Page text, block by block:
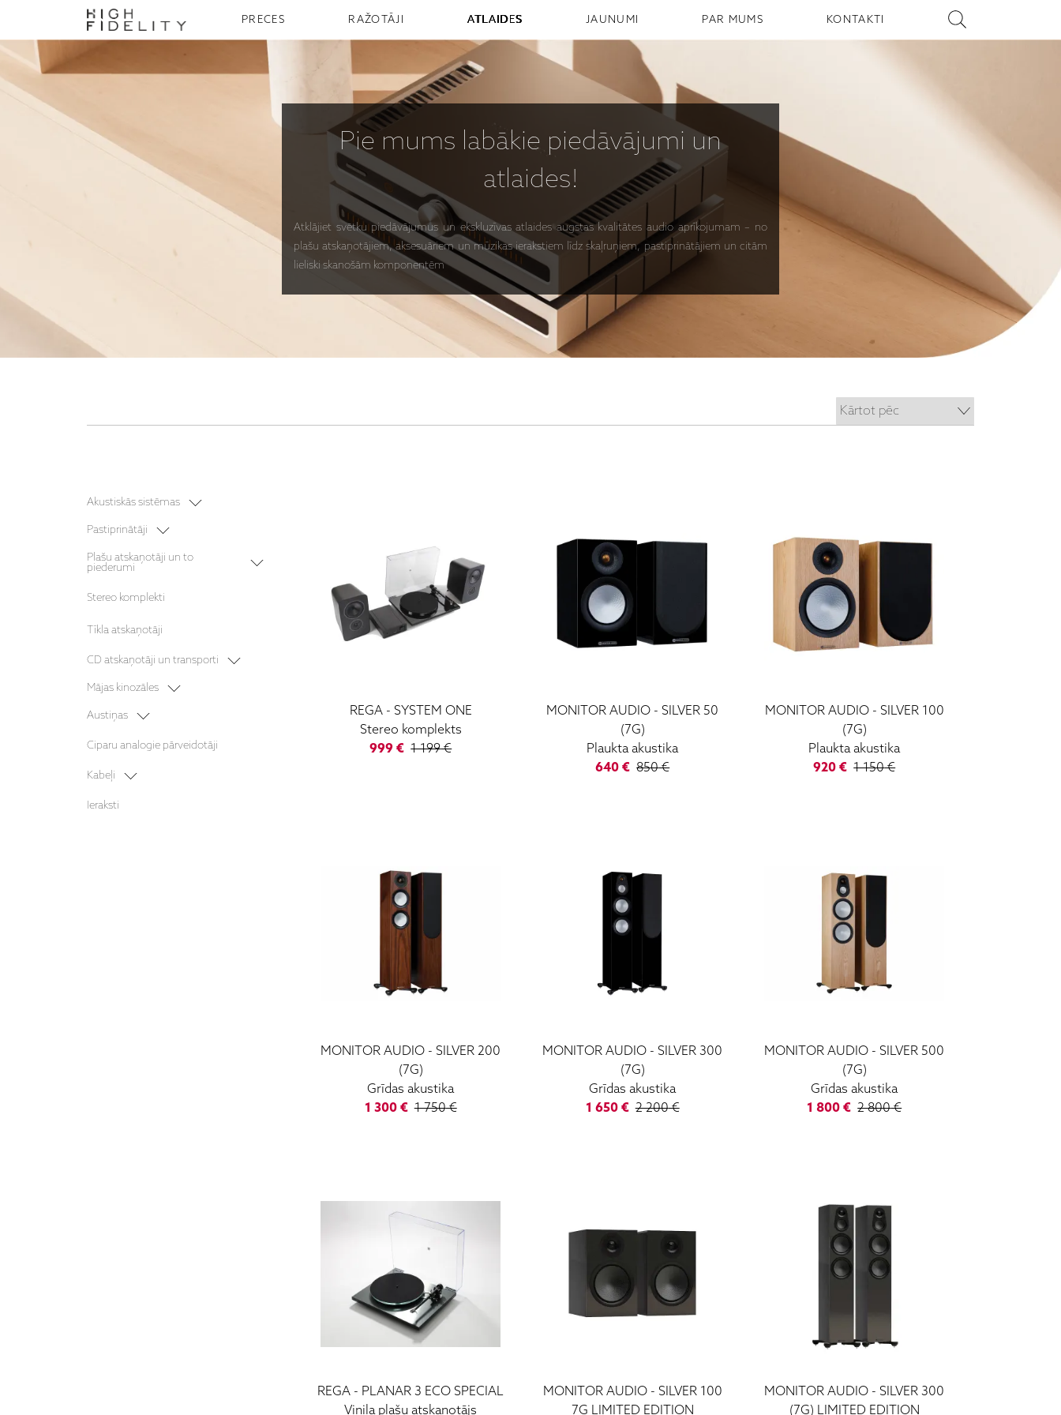
PRECES RAŽOTĀJI ATLAIDES JAUNUMI PAR MUMS KONTAKTI
Pie mums labākie piedāvājumi un
atlaides!
Atklājiet svētku piedāvājumus un ekskluzīvas atlaides augstas kvalitātes audio aprīkojumam – no
plašu atskaņotājiem, aksesuāriem un mūzikas ierakstiem līdz skaļruņiem, pastiprinātājiem un citām
lieliski skanošām komponentēm
REGA- SYSTEM ONE
Stereo komplekts
999 € 1 199€
MONITOR AUDIO - SILVER 50
(7G)
Plaukta akustika
640 € 850€
MONITOR AUDIO- SILVER 100
(7G)
Plaukta akustika
920 € 1 150€
MONITOR AUDIO - SILVER 200
(7G)
Grīdas akustika
1 300€ 1 750€
MONITOR AUDIO - SILVER 300
(7G)
Grīdas akustika
1 650€ 2 200€
MONITOR AUDIO - SILVER 500
(7G)
Grīdas akustika
1 800 € 2 800€
REGA - PLANAR 3 ECO SPECIAL
Vinila plašu atskaņotājs
MONITOR AUDIO- SILVER 100
7G LIMITED EDITION
MONITOR AUDIO - SILVER 300
(7G) LIMITED EDITION
Akustiskās sistēmas
Plaukta akustika
Grīdas akustika
Bezvadu akustika
Aktīvā akustika
Sienas akustika
Sabvūferi
Mājas kinozāles komplekti
Pastiprinātāji
Stereo pastiprinātāji
Plašu atskaņotāji un to
piederumi
Vinila plašu atskaņotāji
Stereo komplekti
Tīkla atskaņotāji
CD atskaņotāji un transporti
CD transporti
Mājas kinozāles
Projektori
Austiņas
Bezvadu austiņas
Ciparu analogie pārveidotāji
Kabeļi
Barošanas kabeļi
Ieraksti